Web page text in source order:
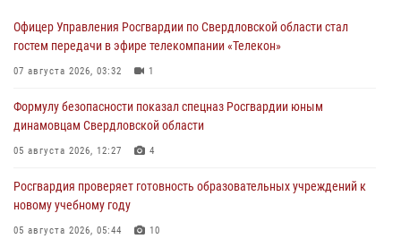
Офицер Управления Росгвардии по Свердловской области стал
гостем передачи в эфире телекомпании «Телекон»
07 августа 2026, 03:32 1
Формулу безопасности показал спецназ Росгвардии юным
динамовцам Свердловской области
05 августа 2026, 12:27 4
Росгвардия проверяет готовность образовательных учреждений к
новому учебному году
05 августа 2026, 05:44 10